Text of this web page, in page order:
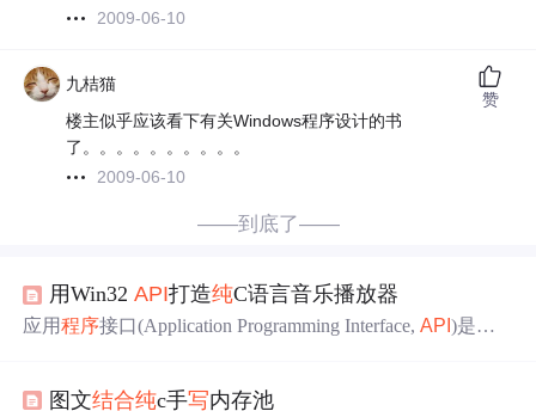
2009-06-10
九桔猫
楼主似乎应该看下有关Windows程序设计的书
了。。。。。。。。。。
2009-06-10
赞
——到底了——
用Win32API打造纯C语言音乐播放器
应用程序接口(Application Programming Interface,API)是操
运行的一套广泛、复杂的应用程序
图文结合纯c手写内存池